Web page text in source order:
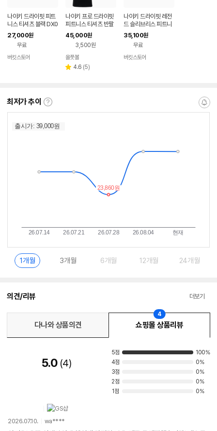
나이키 드라이핏 피트
니스 티셔츠 블랙 DX0
990-010
27,000원
무료
버킷스토어
나이키 프로 드라이핏
피트니스 티셔츠 반팔
헬스티 운동복
45,000원
3,500원
올풋볼
별 4.6 리
(5)
나이키 드라이핏 레전
드 슬리브리스 피트니
스 티셔츠 블랙 DX09
92-010
35,100원
무료
버킷스토어
최저가 추이
최
가
알
1개월 3개월 6개월 12개월 24개월
의견/리뷰 더보기
다나와 상품의견 쇼핑몰 상품리뷰
4
5.0 4
5점
100%
4점
0%
3점
0%
2점
0%
1점
0%
2026.07.10. wa****